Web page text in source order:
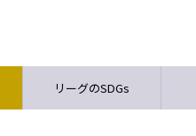
リーグのSDGs